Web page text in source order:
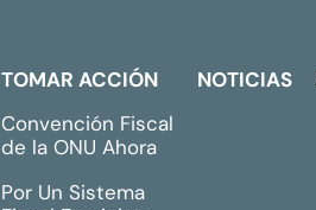
TOMAR ACCIÓN
Convención Fiscal
de la ONU Ahora
Por Un Sistema
NOTICIAS